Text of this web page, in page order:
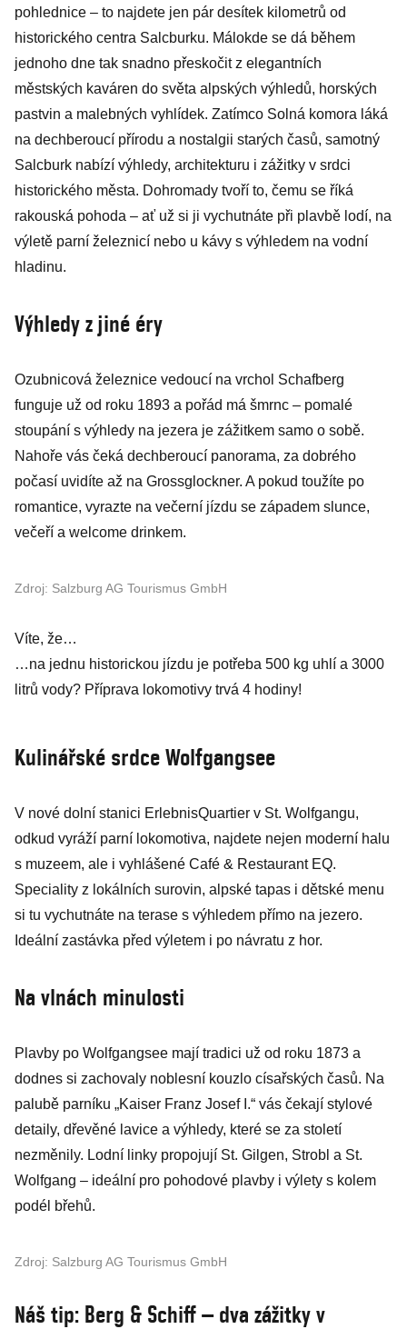
pohlednice – to najdete jen pár desítek kilometrů od
historického centra Salcburku. Málokde se dá během
jednoho dne tak snadno přeskočit z elegantních
městských kaváren do světa alpských výhledů, horských
pastvin a malebných vyhlídek. Zatímco Solná komora láká
na dechberoucí přírodu a nostalgii starých časů, samotný
Salcburk nabízí výhledy, architekturu i zážitky v srdci
historického města. Dohromady tvoří to, čemu se říká
rakouská pohoda – ať už si ji vychutnáte při plavbě lodí, na
výletě parní železnicí nebo u kávy s výhledem na vodní
hladinu.
Výhledy z jiné éry
Ozubnicová železnice vedoucí na vrchol Schafberg
funguje už od roku 1893 a pořád má šmrnc – pomalé
stoupání s výhledy na jezera je zážitkem samo o sobě.
Nahoře vás čeká dechberoucí panorama, za dobrého
počasí uvidíte až na Grossglockner. A pokud toužíte po
romantice, vyrazte na večerní jízdu se západem slunce,
večeří a welcome drinkem.
Zdroj: Salzburg AG Tourismus GmbH
Víte, že…
…na jednu historickou jízdu je potřeba 500 kg uhlí a 3000
litrů vody? Příprava lokomotivy trvá 4 hodiny!
Kulinářské srdce Wolfgangsee
V nové dolní stanici ErlebnisQuartier v St. Wolfgangu,
odkud vyráží parní lokomotiva, najdete nejen moderní halu
s muzeem, ale i vyhlášené Café & Restaurant EQ.
Speciality z lokálních surovin, alpské tapas i dětské menu
si tu vychutnáte na terase s výhledem přímo na jezero.
Ideální zastávka před výletem i po návratu z hor.
Na vlnách minulosti
Plavby po Wolfgangsee mají tradici už od roku 1873 a
dodnes si zachovaly noblesní kouzlo císařských časů. Na
palubě parníku „Kaiser Franz Josef I.“ vás čekají stylové
detaily, dřevěné lavice a výhledy, které se za století
nezměnily. Lodní linky propojují St. Gilgen, Strobl a St.
Wolfgang – ideální pro pohodové plavby i výlety s kolem
podél břehů.
Zdroj: Salzburg AG Tourismus GmbH
Náš tip: Berg & Schiff – dva zážitky v